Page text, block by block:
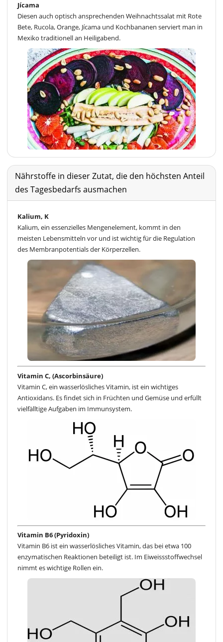
Jícama
Diesen auch optisch ansprechenden Weihnachtssalat mit Rote
Bete, Rucola, Orange, Jícama und Kochbananen serviert man in
Mexiko traditionell an Heiligabend.
Nährstoffe in dieser Zutat, die den höchsten Anteil
des Tagesbedarfs ausmachen
Kalium, K
Kalium, ein essenzielles Mengenelement, kommt in den
meisten Lebensmitteln vor und ist wichtig für die Regulation
des Membranpotentials der Körperzellen.
Vitamin C, (Ascorbinsäure)
Vitamin C, ein wasserlösliches Vitamin, ist ein wichtiges
Antioxidans. Es findet sich in Früchten und Gemüse und erfüllt
vielfälltige Aufgaben im Immunsystem.
Vitamin B6 (Pyridoxin)
Vitamin B6 ist ein wasserlösliches Vitamin, das bei etwa 100
enzymatischen Reaktionen beteiligt ist. Im Eiweissstoffwechsel
nimmt es wichtige Rollen ein.